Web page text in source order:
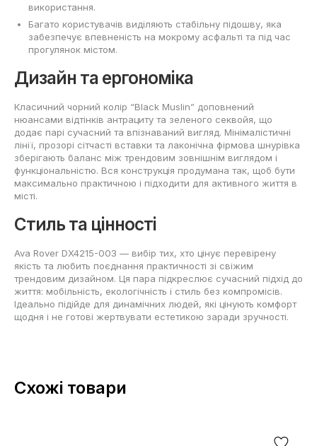
використання.
Багато користувачів виділяють стабільну підошву, яка
забезпечує впевненість на мокрому асфальті та під час
прогулянок містом.
Дизайн та ергономіка
Класичний чорний колір “Black Muslin” доповнений
нюансами відтінків антрациту та зеленого секвойя, що
додає парі сучасний та впізнаваний вигляд. Мінімалістичні
лінії, прозорі сітчасті вставки та лаконічна фірмова шнурівка
зберігають баланс між трендовим зовнішнім виглядом і
функціональністю. Вся конструкція продумана так, щоб бути
максимально практичною і підходити для активного життя в
місті.
Стиль та цінності
Ava Rover DX4215-003 — вибір тих, хто цінує перевірену
якість та любить поєднання практичності зі свіжим
трендовим дизайном. Ця пара підкреслює сучасний підхід до
життя: мобільність, екологічність і стиль без компромісів.
Ідеально підійде для динамічних людей, які цінують комфорт
щодня і не готові жертвувати естетикою заради зручності.
Схожі товари